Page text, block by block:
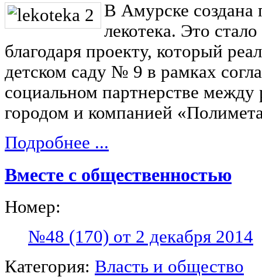
В Амурске создана
лекотека. Это
благодаря проекту, который
детском саду № 9 в рамках
социальном партнерстве между
городом и компанией
Подробнее ...
Вместе с общественностью
Номер:
№48 (170) от 2 декабря 2014
Категория: Власть и общество